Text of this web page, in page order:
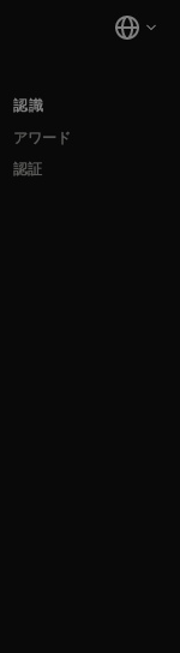
認識
アワード
認証